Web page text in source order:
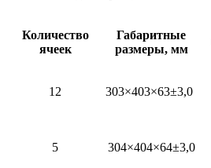
Количество
ячеек
Габаритные
размеры, мм
12 303×403×63±3,0
5 304×404×64±3,0